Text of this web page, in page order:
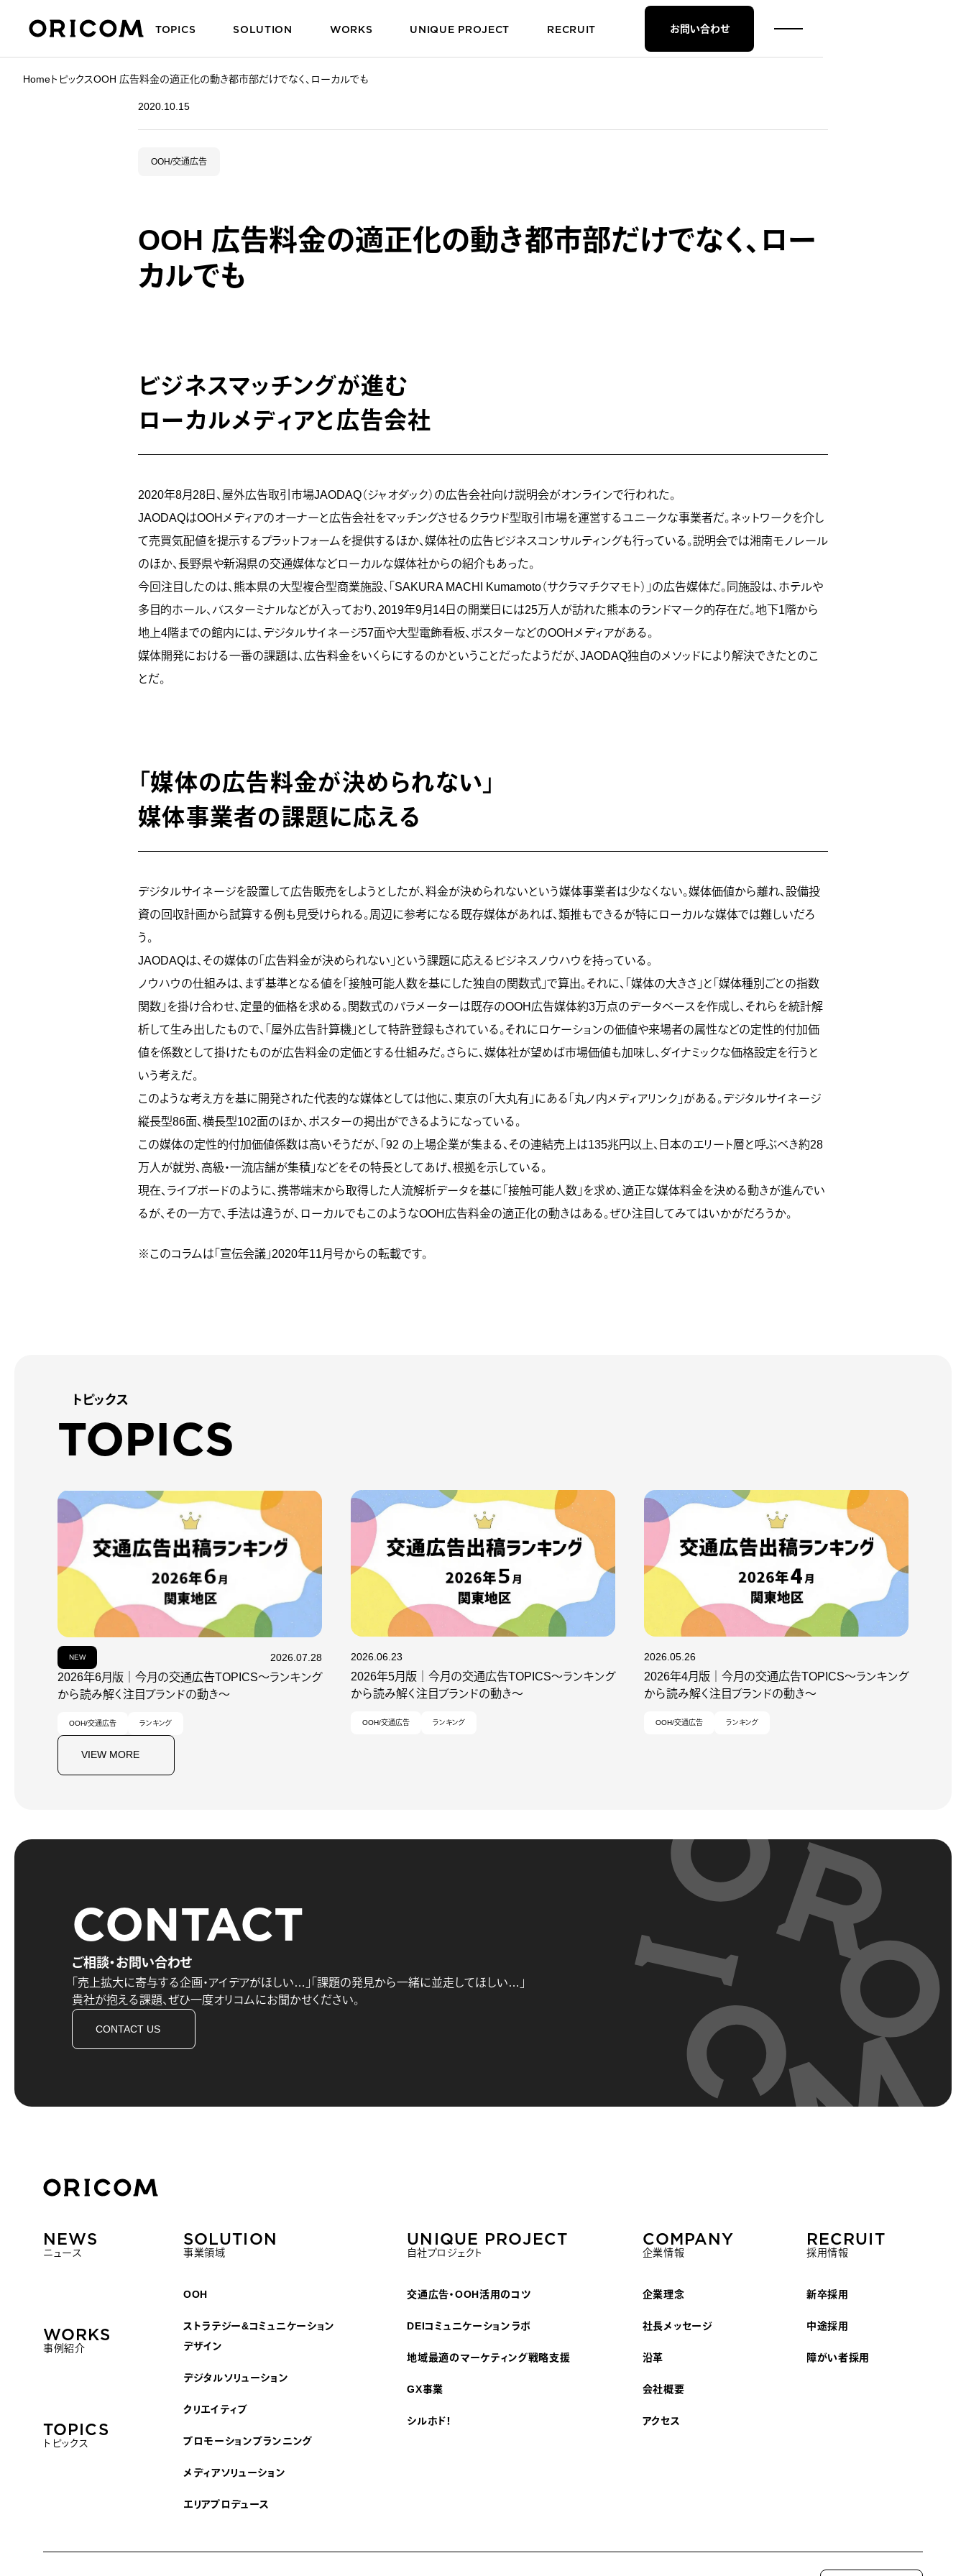
株式会社オリコム ORICOM CO.,LTD.
TOPICS SOLUTION WORKS UNIQUE PROJECT RECRUIT お問い合わせ
HomeトピックスOOH 広告料金の適正化の動き都市部だけでなく、ローカルでも
2020.10.15
OOH/交通広告
OOH 広告料金の適正化の動き都市部だけでなく、ロー
カルでも
ビジネスマッチングが進む
ローカルメディアと広告会社
2020年8月28日、屋外広告取引市場JAODAQ（ジャオダック）の広告会社向け説明会がオンラインで行われた。
JAODAQはOOHメディアのオーナーと広告会社をマッチングさせるクラウド型取引市場を運営するユニークな事業者だ。ネットワークを介し
て売買気配値を提示するプラットフォームを提供するほか、媒体社の広告ビジネスコンサルティングも行っている。説明会では湘南モノレール
のほか、長野県や新潟県の交通媒体などローカルな媒体社からの紹介もあった。
今回注目したのは、熊本県の大型複合型商業施設、「SAKURA MACHI Kumamoto（サクラマチクマモト）」の広告媒体だ。同施設は、ホテルや
多目的ホール、バスターミナルなどが入っており、2019年9月14日の開業日には25万人が訪れた熊本のランドマーク的存在だ。地下1階から
地上4階までの館内には、デジタルサイネージ57面や大型電飾看板、ポスターなどのOOHメディアがある。
媒体開発における一番の課題は、広告料金をいくらにするのかということだったようだが、JAODAQ独自のメソッドにより解決できたとのこ
とだ。
「媒体の広告料金が決められない」
媒体事業者の課題に応える
デジタルサイネージを設置して広告販売をしようとしたが、料金が決められないという媒体事業者は少なくない。媒体価値から離れ、設備投
資の回収計画から試算する例も見受けられる。周辺に参考になる既存媒体があれば、類推もできるが特にローカルな媒体では難しいだろ
う。
JAODAQは、その媒体の「広告料金が決められない」という課題に応えるビジネスノウハウを持っている。
ノウハウの仕組みは、まず基準となる値を「接触可能人数を基にした独自の関数式」で算出。それに、「媒体の大きさ」と「媒体種別ごとの指数
関数」を掛け合わせ、定量的価格を求める。関数式のパラメーターは既存のOOH広告媒体約3万点のデータベースを作成し、それらを統計解
析して生み出したもので、「屋外広告計算機」として特許登録もされている。それにロケーションの価値や来場者の属性などの定性的付加価
値を係数として掛けたものが広告料金の定価とする仕組みだ。さらに、媒体社が望めば市場価値も加味し、ダイナミックな価格設定を行うと
いう考えだ。
このような考え方を基に開発された代表的な媒体としては他に、東京の「大丸有」にある「丸ノ内メディアリンク」がある。デジタルサイネージ
縦長型86面、横長型102面のほか、ポスターの掲出ができるようになっている。
この媒体の定性的付加価値係数は高いそうだが、「92 の上場企業が集まる、その連結売上は135兆円以上、日本のエリート層と呼ぶべき約28
万人が就労、高級・一流店舗が集積」などをその特長としてあげ、根拠を示している。
現在、ライブボードのように、携帯端末から取得した人流解析データを基に「接触可能人数」を求め、適正な媒体料金を決める動きが進んでい
るが、その一方で、手法は違うが、ローカルでもこのようなOOH広告料金の適正化の動きはある。ぜひ注目してみてはいかがだろうか。
※このコラムは「宣伝会議」2020年11月号からの転載です。
トピックス
TOPICS
NEW 2026.07.28
2026年6月版｜今月の交通広告TOPICS～ランキング
から読み解く注目ブランドの動き～
OOH/交通広告 ランキング
2026.06.23
2026年5月版｜今月の交通広告TOPICS～ランキング
から読み解く注目ブランドの動き～
OOH/交通広告 ランキング
2026.05.26
2026年4月版｜今月の交通広告TOPICS～ランキング
から読み解く注目ブランドの動き～
OOH/交通広告 ランキング
VIEW MORE
ご相談・お問い合わせ
CONTACT
「売上拡大に寄与する企画・アイデアがほしい…」 「課題の発見から一緒に並走してほしい…」
貴社が抱える課題、 ぜひ一度オリコムにお聞かせください。
CONTACT US
株式会社オリコム ORICOM CO.,LTD.
NEWS
ニュース
WORKS
事例紹介
TOPICS
トピックス
SOLUTION
事業領域
OOH
ストラテジー&コミュニケーション
デザイン
デジタルソリューション
クリエイティブ
プロモーションプランニング
メディアソリューション
エリアプロデュース
UNIQUE PROJECT
自社プロジェクト
交通広告・OOH活用のコツ
DEIコミュニケーションラボ
地域最適のマーケティング戦略支援
GX事業
シルホド！
COMPANY
企業情報
企業理念
社長メッセージ
沿革
会社概要
アクセス
RECRUIT
採用情報
新卒採用
中途採用
障がい者採用